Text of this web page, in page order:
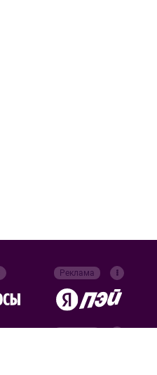
Реклама